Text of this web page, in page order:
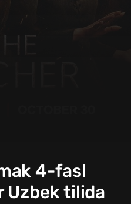
4-fasl
Uzbek tilida